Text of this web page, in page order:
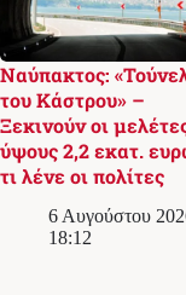
Ναύπακτος:
του Κάστρου» –
Ξεκινούν οι
ύψους 2,2 εκατ.
τι λένε οι πολίτες
6 Αυγούστου
18:12